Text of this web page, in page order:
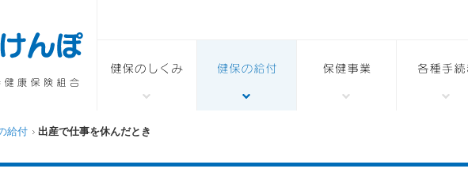
給付 出産で仕事を休んだとき